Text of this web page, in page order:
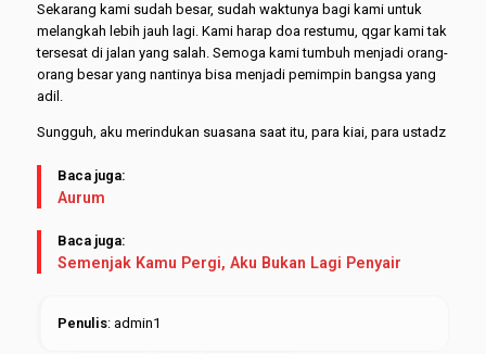
Sekarang kami sudah besar, sudah waktunya bagi kami untuk
melangkah lebih jauh lagi. Kami harap doa restumu, qgar kami tak
tersesat di jalan yang salah. Semoga kami tumbuh menjadi orang-
orang besar yang nantinya bisa menjadi pemimpin bangsa yang
adil.
Sungguh, aku merindukan suasana saat itu, para kiai, para ustadz
Baca juga:
Aurum
Baca juga:
Semenjak Kamu Pergi, Aku Bukan Lagi Penyair
Penulis: admin1